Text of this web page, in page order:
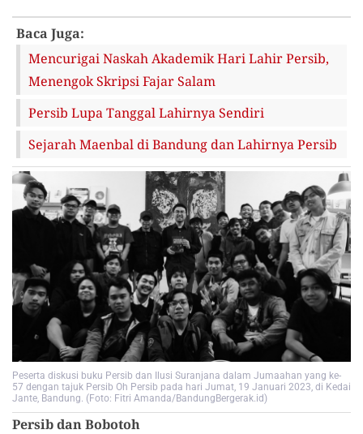
Baca Juga:
Mencurigai Naskah Akademik Hari Lahir Persib,
Menengok Skripsi Fajar Salam
Persib Lupa Tanggal Lahirnya Sendiri
Sejarah Maenbal di Bandung dan Lahirnya Persib
Peserta diskusi buku Persib dan Ilusi Suranjana dalam Jumaahan yang ke-
57 dengan tajuk Persib Oh Persib pada hari Jumat, 19 Januari 2023, di Kedai
Jante, Bandung. (Foto: Fitri Amanda/BandungBergerak.id)
Persib dan Bobotoh